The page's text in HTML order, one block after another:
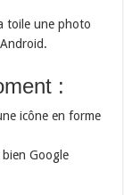
toile une photo
:
icône en forme
Google